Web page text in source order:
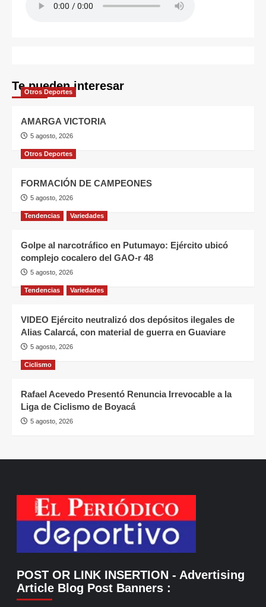
Te pueden interesar
Otros Deportes
AMARGA VICTORIA
5 agosto, 2026
Otros Deportes
FORMACIÓN DE CAMPEONES
5 agosto, 2026
Tendencias Variedades
Golpe al narcotráfico en Putumayo: Ejército ubicó
complejo cocalero del GAO-r 48
5 agosto, 2026
Tendencias Variedades
VIDEO Ejército neutralizó dos depósitos ilegales de
Alias Calarcá, con material de guerra en Guaviare
5 agosto, 2026
Ciclismo
Rafael Acevedo Presentó Renuncia Irrevocable a la
Liga de Ciclismo de Boyacá
5 agosto, 2026
POST OR LINK INSERTION - Advertising
Article Blog Post Banners :